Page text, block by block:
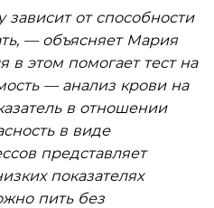
от способности
— объясняет Мария
в этом помогает тест на
— анализ крови на
в отношении
в виде
представляет
показателях
пить без